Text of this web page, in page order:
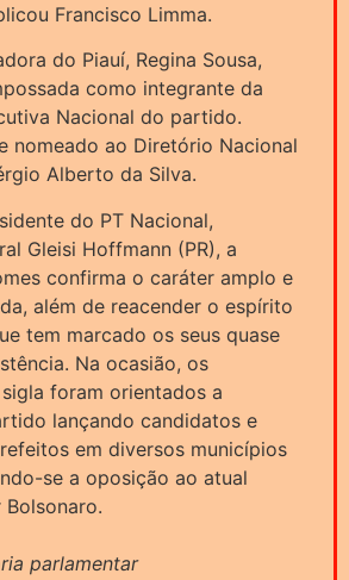
Francisco Limma.
do Piauí, Regina Sousa,
como integrante da
Nacional do partido.
nomeado ao Diretório Nacional
Alberto da Silva.
do PT Nacional,
Gleisi Hoffmann (PR), a
confirma o caráter amplo e
além de reacender o espírito
tem marcado os seus quase
Na ocasião, os
foram orientados a
lançando candidatos e
em diversos municípios
se a oposição ao atual
parlamentar